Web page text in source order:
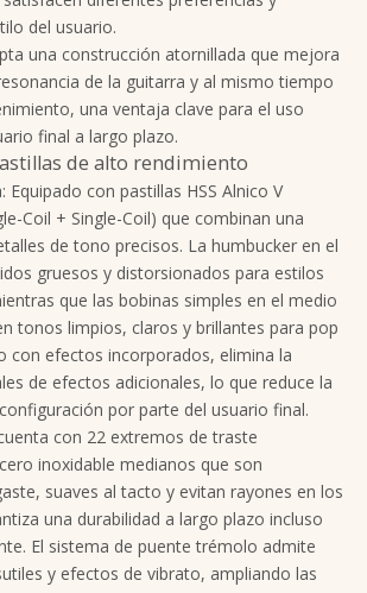
del usuario.
una construcción atornillada que mejora
de la guitarra y al mismo tiempo
una ventaja clave para el uso
final a largo plazo.
de alto rendimiento
Equipado con pastillas HSS Alnico V
Coil + Single-Coil) que combinan una
de tono precisos. La humbucker en el
gruesos y distorsionados para estilos
que las bobinas simples en el medio
tonos limpios, claros y brillantes para pop
con efectos incorporados, elimina la
de efectos adicionales, lo que reduce la
por parte del usuario final.
con 22 extremos de traste
inoxidable medianos que son
suaves al tacto y evitan rayones en los
una durabilidad a largo plazo incluso
El sistema de puente trémolo admite
y efectos de vibrato, ampliando las